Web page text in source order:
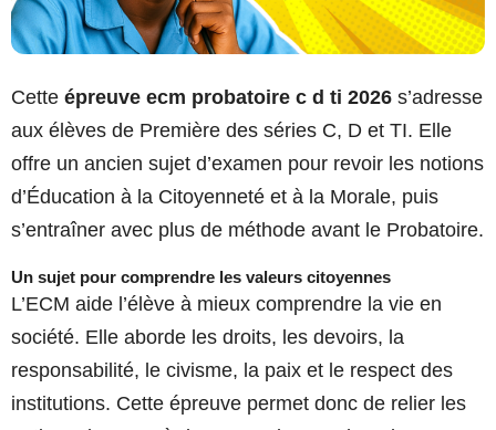
Cette épreuve ecm probatoire c d ti 2026 s’adresse
aux élèves de Première des séries C, D et TI. Elle
offre un ancien sujet d’examen pour revoir les notions
d’Éducation à la Citoyenneté et à la Morale, puis
s’entraîner avec plus de méthode avant le Probatoire.
Un sujet pour comprendre les valeurs citoyennes
L’ECM aide l’élève à mieux comprendre la vie en
société. Elle aborde les droits, les devoirs, la
responsabilité, le civisme, la paix et le respect des
institutions. Cette épreuve permet donc de relier les